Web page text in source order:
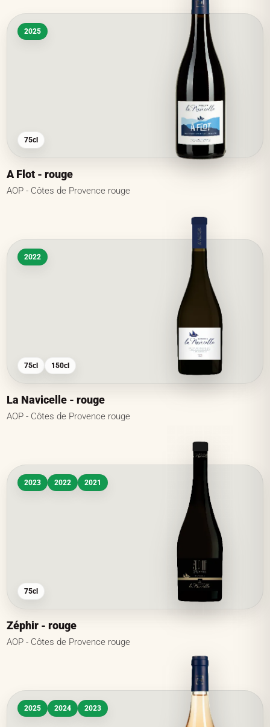
2025
75cl
A Flot - rouge
AOP - Côtes de Provence rouge
2022
75cl 150cl
La Navicelle - rouge
AOP - Côtes de Provence rouge
2023 2022 2021
75cl
Zéphir - rouge
AOP - Côtes de Provence rouge
2025 2024 2023